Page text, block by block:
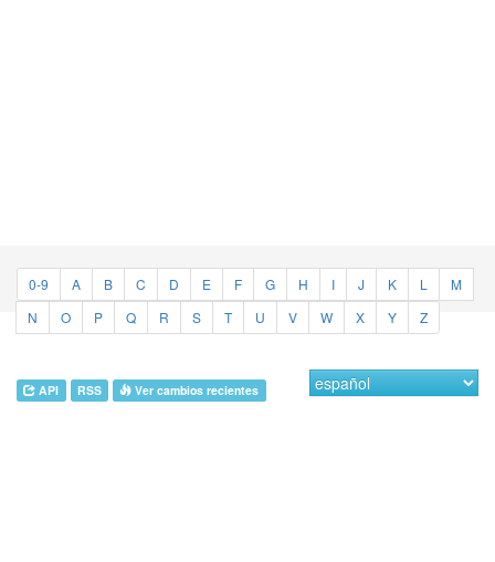
0-9 A B C D E F G H I J K L
M
N
O P Q R S T U V W X Y Z
API RSS Ver cambios recientes